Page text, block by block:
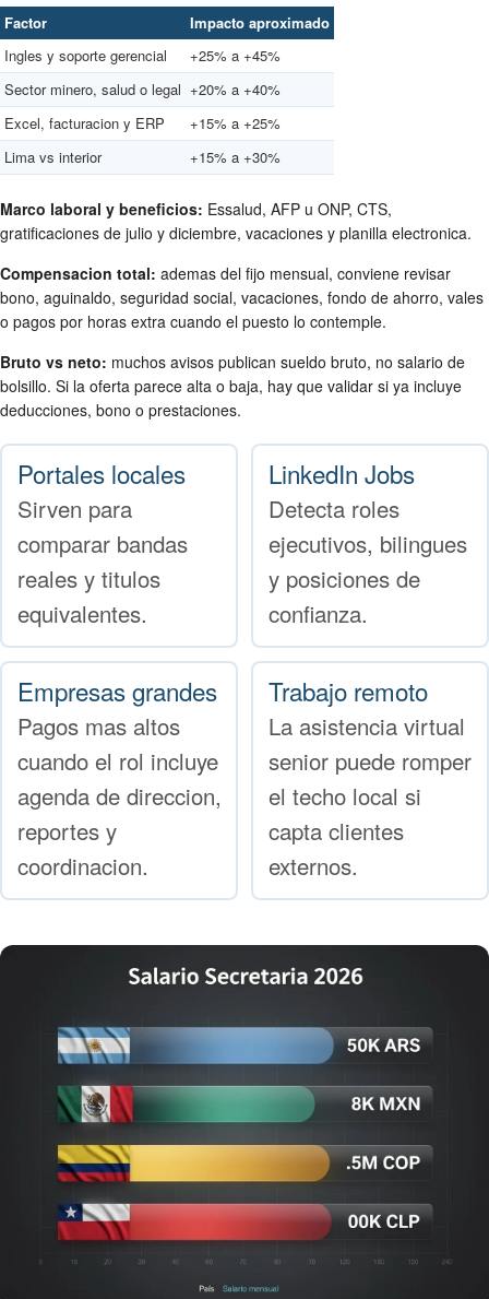
Factor
Impacto aproximado
Ingles y soporte gerencial
+25% a +45%
Sector minero, salud o legal +20% a +40%
Excel, facturacion y ERP
+15% a +25%
Lima vs interior
+15% a +30%
Marco laboral y beneficios: Essalud, AFP u ONP, CTS,
gratificaciones de julio y diciembre, vacaciones y planilla electronica.
Compensacion total: ademas del fijo mensual, conviene revisar
bono, aguinaldo, seguridad social, vacaciones, fondo de ahorro, vales
o pagos por horas extra cuando el puesto lo contemple.
Bruto vs neto: muchos avisos publican sueldo bruto, no salario de
bolsillo. Si la oferta parece alta o baja, hay que validar si ya incluye
deducciones, bono o prestaciones.
Portales locales
Sirven para
comparar bandas
reales y titulos
equivalentes.
LinkedIn Jobs
Detecta roles
ejecutivos, bilingues
y posiciones de
confianza.
Empresas grandes
Pagos mas altos
cuando el rol incluye
agenda de direccion,
reportes y
coordinacion.
Trabajo remoto
La asistencia virtual
senior puede romper
el techo local si
capta clientes
externos.